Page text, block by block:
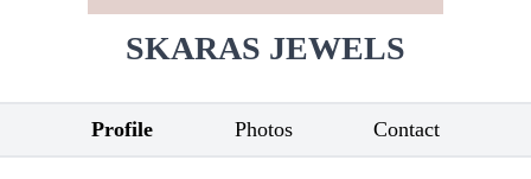
SKARAS JEWELS
Profile Photos Contact